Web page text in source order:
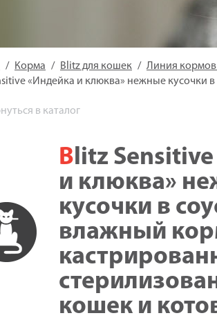
Корма Blitz для кошек
Линия кормов
«Индейка и клюква» нежные
в каталог
Blitz Sensitive «Индейка
и клюква»
кусочки в
влажный
кошек и